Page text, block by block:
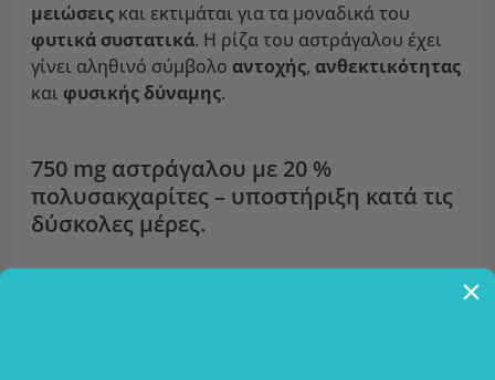
μειώσεις και εκτιμάται για τα μοναδικά του
φυτικά συστατικά. Η ρίζα του αστράγαλου έχει
γίνει αληθινό σύμβολο αντοχής, ανθεκτικότητας
και φυσικής δύναμης.
750 mg αστράγαλου με 20 %
πολυσακχαρίτες – υποστήριξη κατά τις
δύσκολες μέρες.